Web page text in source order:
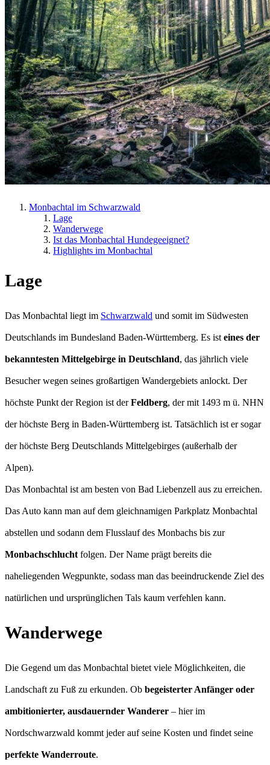
Monbachtal im Schwarzwald
Lage
Wanderwege
Ist das Monbachtal Hundegeeignet?
Highlights im Monbachtal
Lage
Das Monbachtal liegt im Schwarzwald und somit im Südwesten
Deutschlands im Bundesland Baden-Württemberg. Es ist eines der
bekanntesten Mittelgebirge in Deutschland, das jährlich viele
Besucher wegen seines großartigen Wandergebiets anlockt. Der
höchste Punkt der Region ist derFeldberg, der mit 1493 m ü. NHN
der höchste Berg in Baden-Württemberg ist. Tatsächlich ist er sogar
der höchste Berg Deutschlands Mittelgebirges (außerhalb der
Alpen).
Das Monbachtal ist am besten von Bad Liebenzell aus zu erreichen.
Das Auto kann man auf dem gleichnamigen Parkplatz Monbachtal
abstellen und sodann dem Flusslauf des Monbachs bis zur
Monbachschlucht folgen. Der Name prägt bereits die
naheliegenden Wegpunkte, sodass man das beeindruckende Ziel des
natürlichen und ursprünglichen Tals kaum verfehlen kann.
Wanderwege
Die Gegend um das Monbachtal bietet viele Möglichkeiten, die
Landschaft zu Fuß zu erkunden. Ob begeisterter Anfänger oder
ambitionierter, ausdauernder Wanderer – hier im
Nordschwarzwald kommt jeder auf seine Kosten und findet seine
perfekte Wanderroute.